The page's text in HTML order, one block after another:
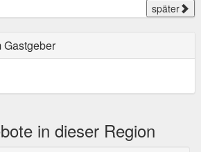
später
Gastgeber
in dieser Region